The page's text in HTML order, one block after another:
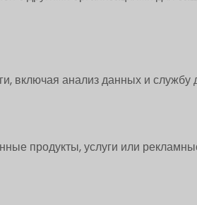
включая анализ данных и службу
продукты, услуги или